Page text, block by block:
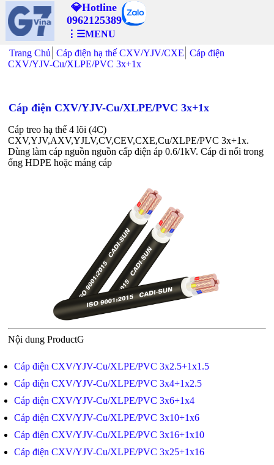
💎Hotline
0962125389
⋮☰MENU
Trang Chủ
Cáp điện hạ thế CXV/YJV/CXE
Cáp điện
CXV/YJV-Cu/XLPE/PVC 3x+1x
Cáp điện CXV/YJV-Cu/XLPE/PVC 3x+1x
Cáp treo hạ thế 4 lõi (4C)
CXV,YJV,AXV,YJLV,CV,CEV,CXE,Cu/XLPE/PVC 3x+1x.
Dùng làm cáp nguồn nguồn cấp điện áp 0.6/1kV. Cáp đi nổi trong
ống HDPE hoặc máng cáp
Nội dung ProductG
Cáp điện CXV/YJV-Cu/XLPE/PVC 3x2.5+1x1.5
Cáp điện CXV/YJV-Cu/XLPE/PVC 3x4+1x2.5
Cáp điện CXV/YJV-Cu/XLPE/PVC 3x6+1x4
Cáp điện CXV/YJV-Cu/XLPE/PVC 3x10+1x6
Cáp điện CXV/YJV-Cu/XLPE/PVC 3x16+1x10
Cáp điện CXV/YJV-Cu/XLPE/PVC 3x25+1x16